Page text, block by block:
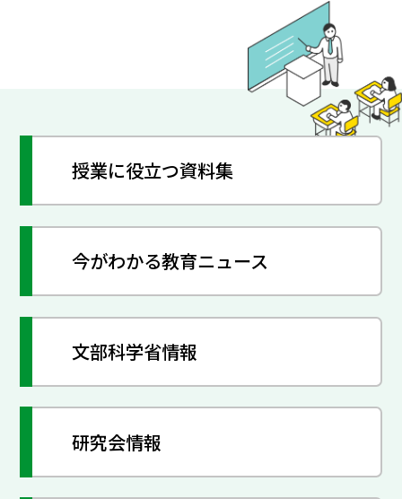
授業に役立つ資料集
今がわかる教育ニュース
文部科学省情報
研究会情報